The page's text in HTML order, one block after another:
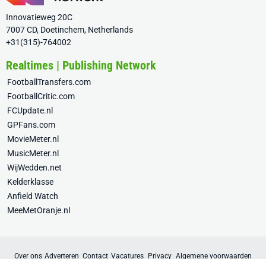
Innovatieweg 20C
7007 CD, Doetinchem, Netherlands
+31(315)-764002
Realtimes | Publishing Network
FootballTransfers.com
FootballCritic.com
FCUpdate.nl
GPFans.com
MovieMeter.nl
MusicMeter.nl
WijWedden.net
Kelderklasse
Anfield Watch
MeeMetOranje.nl
Over ons Adverteren Contact Vacatures Privacy Algemene voorwaarden